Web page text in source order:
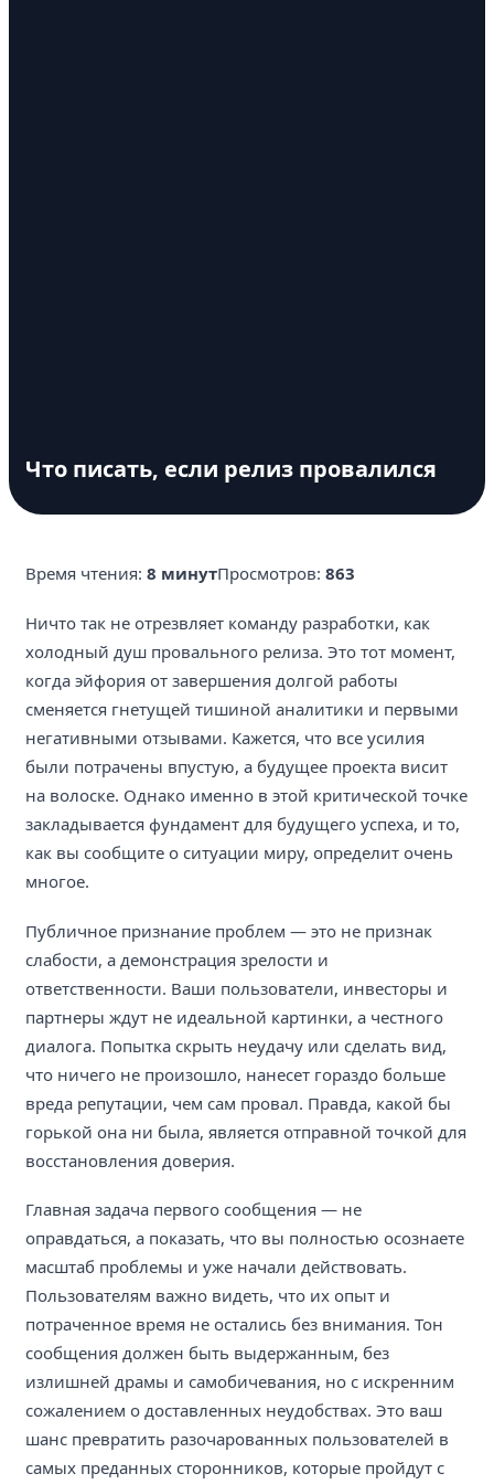
Что писать, если релиз провалился
Время чтения: 8 минутПросмотров: 863
Ничто так не отрезвляет команду разработки, как
холодный душ провального релиза. Это тот момент,
когда эйфория от завершения долгой работы
сменяется гнетущей тишиной аналитики и первыми
негативными отзывами. Кажется, что все усилия
были потрачены впустую, а будущее проекта висит
на волоске. Однако именно в этой критической точке
закладывается фундамент для будущего успеха, и то,
как вы сообщите о ситуации миру, определит очень
многое.
Публичное признание проблем — это не признак
слабости, а демонстрация зрелости и
ответственности. Ваши пользователи, инвесторы и
партнеры ждут не идеальной картинки, а честного
диалога. Попытка скрыть неудачу или сделать вид,
что ничего не произошло, нанесет гораздо больше
вреда репутации, чем сам провал. Правда, какой бы
горькой она ни была, является отправной точкой для
восстановления доверия.
Главная задача первого сообщения — не
оправдаться, а показать, что вы полностью осознаете
масштаб проблемы и уже начали действовать.
Пользователям важно видеть, что их опыт и
потраченное время не остались без внимания. Тон
сообщения должен быть выдержанным, без
излишней драмы и самобичевания, но с искренним
сожалением о доставленных неудобствах. Это ваш
шанс превратить разочарованных пользователей в
самых преданных сторонников, которые пройдут с